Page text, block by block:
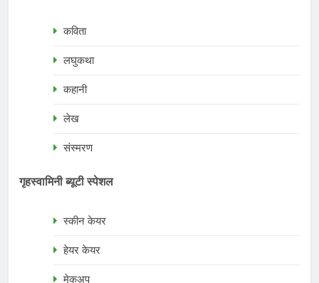
कविता
लघुकथा
कहानी
लेख
संस्मरण
गृहस्वामिनी ब्यूटी स्पेशल
स्कीन केयर
हेयर केयर
मेकअप